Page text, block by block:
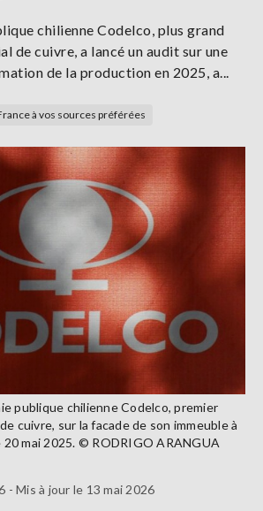
chilienne Codelco, plus grand
de cuivre, a lancé un audit sur une
de la production en 2025, a...
à vos sources préférées
publique chilienne Codelco, premier
cuivre, sur la facade de son immeuble à
mai 2025. © RODRIGO ARANGUA
- Mis à jour le 13 mai 2026